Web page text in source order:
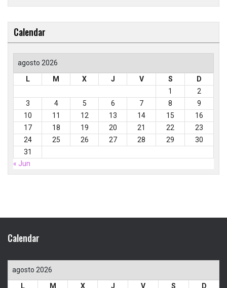
Calendar
agosto 2026
L
M X J V S
D
1
2
3
4 5 6 7 8
9
10
11 12 13 14 15
16
17
18 19 20 21 22
23
24
25 26 27 28 29
30
31
« Jun
Calendar
agosto 2026
L
M X J V S
D